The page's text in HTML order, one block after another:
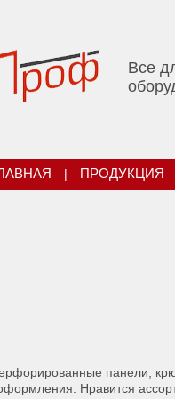
Все
| ПРОДУКЦИЯ
панели,
Нравится